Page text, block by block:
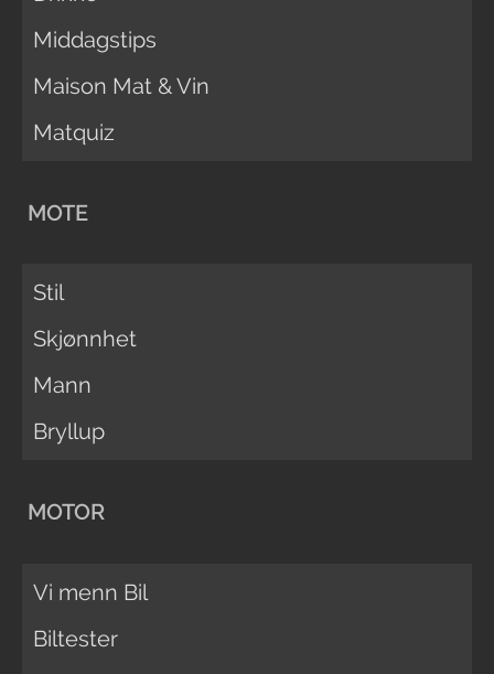
Middagstips
Maison Mat & Vin
Matquiz
MOTE
Stil
Skjønnhet
Mann
Bryllup
MOTOR
Vi menn Bil
Biltester